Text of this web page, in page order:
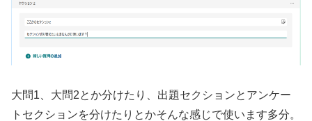
大問1、大問2とか分けたり、出題セクションとアンケー
トセクションを分けたりとかそんな感じで使います多分。